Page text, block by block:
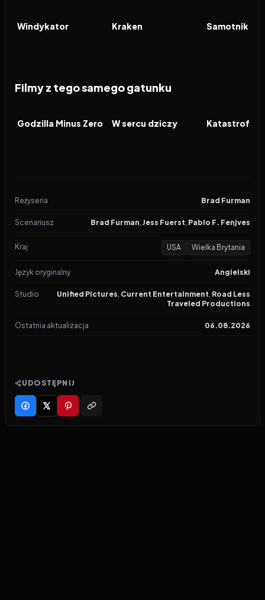
FILM
Windykator FILM
Kraken FILM
Samotnik
Filmy z tego samego gatunku
FILM
Godzilla Minus Zero FILM
W sercu dziczy FILM
Katastrofa
Reżyseria Brad Furman
Scenariusz Brad Furman, Jess Fuerst, Pablo F. Fenjves
Kraj USA Wielka Brytania
Język oryginalny Angielski
Studio Unified Pictures, Current Entertainment, Road Less
Traveled Productions
Ostatnia aktualizacja 06.08.2026
UDOSTĘPNIJ